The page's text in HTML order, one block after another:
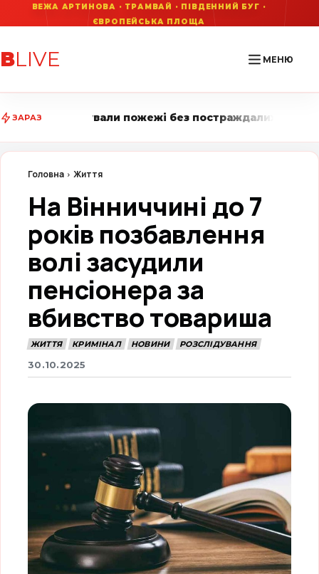
ВLIVE МЕНЮ
ЗАРАЗ без постраждалих • Вінниця LIVE стежить
Головна Життя
На Вінниччині до 7
років позбавлення
волі засудили
пенсіонера за
вбивство товариша
ЖИТТЯ КРИМІНАЛ НОВИНИ РОЗСЛІДУВАННЯ
30.10.2025